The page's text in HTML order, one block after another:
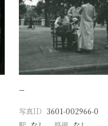
−
写真ID 3601-002966-0